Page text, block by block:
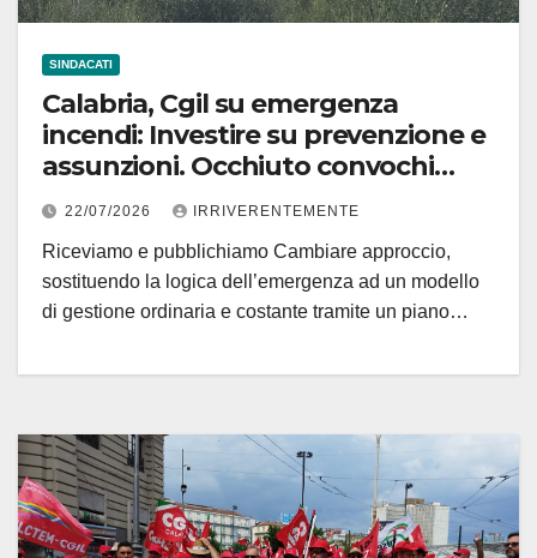
SINDACATI
Calabria, Cgil su emergenza
incendi: Investire su prevenzione e
assunzioni. Occhiuto convochi
Tavolo
22/07/2026 IRRIVERENTEMENTE
Riceviamo e pubblichiamo Cambiare approccio,
sostituendo la logica dell’emergenza ad un modello
di gestione ordinaria e costante tramite un piano…